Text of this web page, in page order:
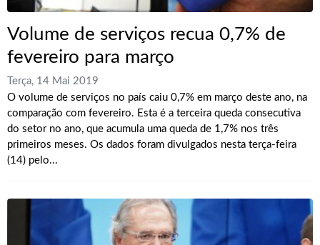
Volume de serviços recua 0,7% de
fevereiro para março
Terça, 14 Mai 2019
O volume de serviços no país caiu 0,7% em março deste ano, na
comparação com fevereiro. Esta é a terceira queda consecutiva
do setor no ano, que acumula uma queda de 1,7% nos três
primeiros meses. Os dados foram divulgados nesta terça-feira
(14) pelo...